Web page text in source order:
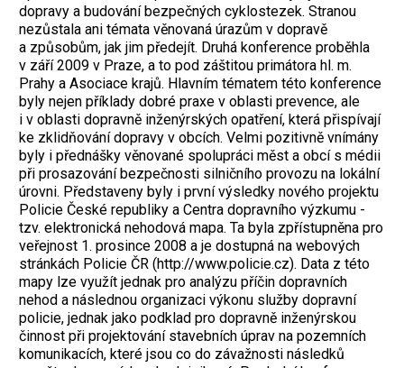
dopravy a budování bezpečných cyklostezek. Stranou
nezůstala ani témata věnovaná úrazům v dopravě
a způsobům, jak jim předejít. Druhá konference proběhla
v září 2009 v Praze, a to pod záštitou primátora hl. m.
Prahy a Asociace krajů. Hlavním tématem této konference
byly nejen příklady dobré praxe v oblasti prevence, ale
i v oblasti dopravně inženýrských opatření, která přispívají
ke zklidňování dopravy v obcích. Velmi pozitivně vnímány
byly i přednášky věnované spolupráci měst a obcí s médii
při prosazování bezpečnosti silničního provozu na lokální
úrovni. Představeny byly i první výsledky nového projektu
Policie České republiky a Centra dopravního výzkumu -
tzv. elektronická nehodová mapa. Ta byla zpřístupněna pro
veřejnost 1. prosince 2008 a je dostupná na webových
stránkách Policie ČR (http://www.policie.cz). Data z této
mapy lze využít jednak pro analýzu příčin dopravních
nehod a následnou organizaci výkonu služby dopravní
policie, jednak jako podklad pro dopravně inženýrskou
činnost při projektování stavebních úprav na pozemních
komunikacích, které jsou co do závažnosti následků